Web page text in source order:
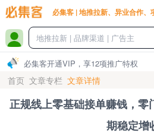
必集客 | 地推拉新、异业合作、
必集客开通VIP，享12项推广特权
首页 文章专栏 文章详情
正规线上零基础接单赚钱，零
期稳定增